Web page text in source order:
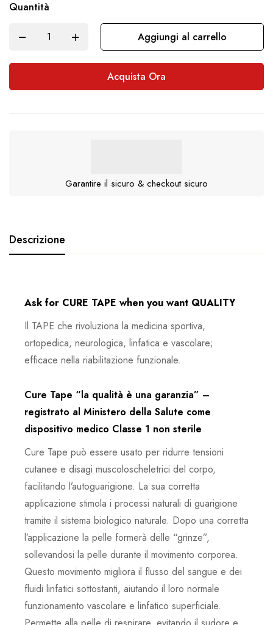
Quantità
Aggiungi al carrello
Acquista Ora
Garantire il sicuro & checkout sicuro
Descrizione
Ask for CURE TAPE when you want QUALITY
Il TAPE che rivoluziona la medicina sportiva,
ortopedica, neurologica, linfatica e vascolare;
efficace nella riabilitazione funzionale.
Cure Tape “la qualità è una garanzia” –
registrato al Ministero della Salute come
dispositivo medico Classe 1 non sterile
Cure Tape può essere usato per ridurre tensioni
cutanee e disagi muscoloscheletrici del corpo,
facilitando l’autoguarigione. La sua corretta
applicazione stimola i processi naturali di guarigione
tramite il sistema biologico naturale. Dopo una corretta
l’applicazione la pelle formerà delle “grinze”,
sollevandosi la pelle durante il movimento corporea.
Questo movimento migliora il flusso del sangue e dei
fluidi linfatici sottostanti, aiutando il loro normale
funzionamento vascolare e linfatico superficiale.